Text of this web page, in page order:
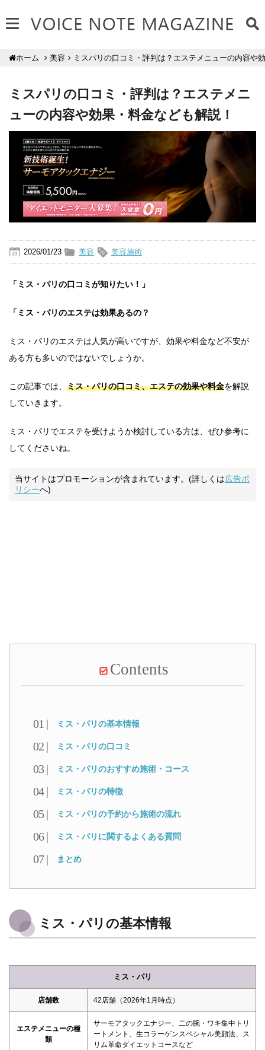
ホーム 美容 ミスパリの口コミ・評判は？エステメニューの内容や
ミスパリの口コミ・評判は？エステメニ
ューの内容や効果・料金なども解説！
2026/01/23 美容 美容施術
「ミス・パリの口コミが知りたい！」
「ミス・パリのエステは効果あるの？
ミス・パリのエステは人気が高いですが、効果や料金など不安が
ある方も多いのではないでしょうか。
この記事では、 ミス・パリの口コミ、エステの効果や料金を解説
していきます。
ミス・パリでエステを受けようか検討している方は、ぜひ参考に
してくださいね。
当サイトはプロモーションが含まれています。(詳しくは広告ポ
リシーへ)
Contents
ミス・パリの基本情報
ミス・パリの口コミ
ミス・パリのおすすめ施術・コース
ミス・パリの特徴
ミス・パリの予約から施術の流れ
ミス・パリに関するよくある質問
まとめ
ミス・パリの基本情報
ミス・パリ
店舗数 42店舗（2026年1月時点）
エステメニューの種
類
サーモアタックエナジー、二の腕・ワキ集中トリ
ートメント、生コラーゲンスペシャル美顔法、ス
リム革命ダイエットコースなど